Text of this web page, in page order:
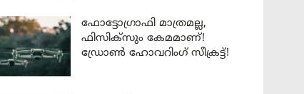
ഫോട്ടോഗ്രാഫി മാത്രമല്ല,
ഫിസിക്സും കേമമാണ്!
ഡ്രോൺ ഹോവറിംഗ് സീക്രട്ട്!